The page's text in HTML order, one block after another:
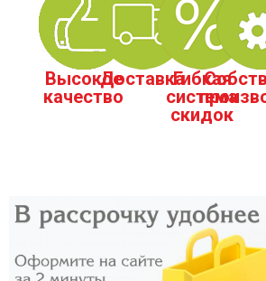
Высокое
качество
ДоставкаГибкая
система
скидок